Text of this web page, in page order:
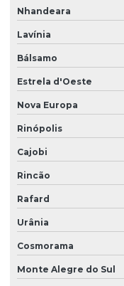
Nhandeara
Lavínia
Bálsamo
Estrela d'Oeste
Nova Europa
Rinópolis
Cajobi
Rincão
Rafard
Urânia
Cosmorama
Monte Alegre do Sul